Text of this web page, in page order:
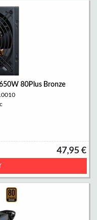
80Plus Bronze
47,95 €